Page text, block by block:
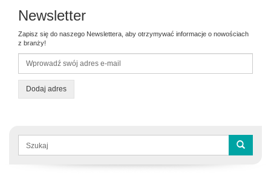
Newsletter
Zapisz się do naszego Newslettera, aby otrzymywać informacje o nowościach
z branży!
Dodaj adres
Formularz
wyszukiwania